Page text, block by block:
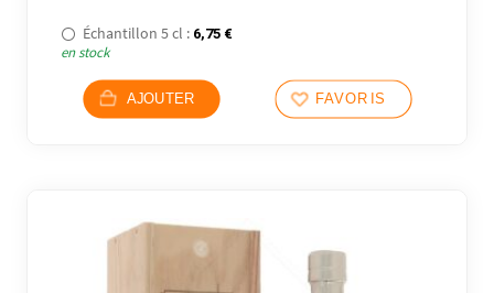
Échantillon 5 cl : 6,75 €
en stock
AJOUTER FAVORIS